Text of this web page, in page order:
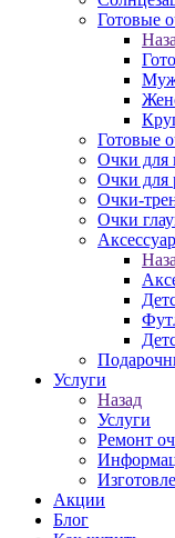
Готовые
Готовые
Очки для
Очки для
Очки-
Очки
Услуги
Назад
Услуги
Ремонт
Акции
Блог